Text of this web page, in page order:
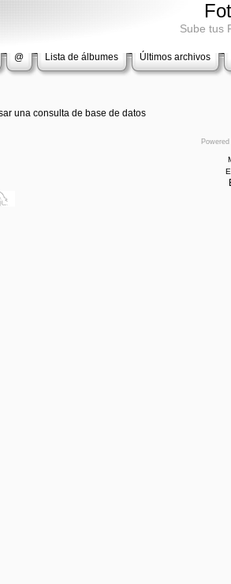
Sube tus
@ Lista de álbumes Últimos archivos
una consulta de base de datos